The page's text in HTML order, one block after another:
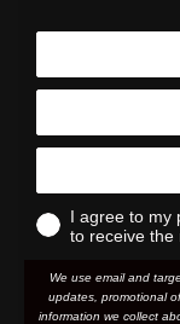
I agree to my
to receive the
We use email and
updates, promotional
information we collect